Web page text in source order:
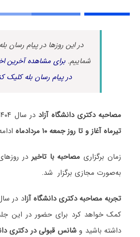
در این روزها در پیام رسان
شماییم.برای مشاهده آخرین
در پیام رسان بله کلیک
مصاحبه دکتری دانشگاه آزاددر سال ۱۴۰۴
تیرماه آغاز و تا روز جمعه ۱۰ مردادماه
زمان برگزاری مصاحبه با تاخیر
به‌صورت مجازی برگزار شد.
تجربه مصاحبه دکتری دانشگاه آزاد در
کمک خواهد کرد برای حضور در این
داشته باشید وشانس قبولی در دکتری